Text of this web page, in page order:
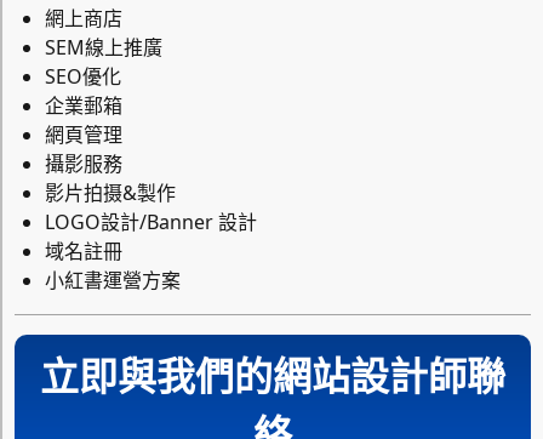
網上商店
SEM線上推廣
SEO優化
企業郵箱
網頁管理
攝影服務
影片拍摄&製作
LOGO設計/Banner 設計
域名註冊
小紅書運營方案
立即與我們的網站設計師聯